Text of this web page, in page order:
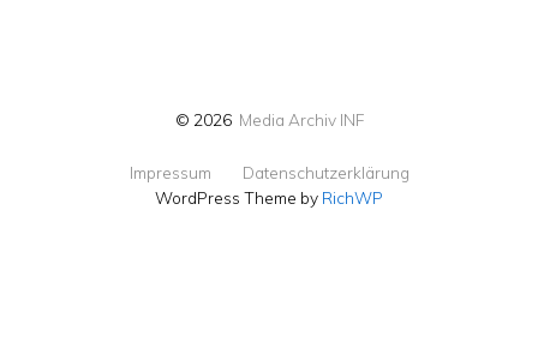
© 2026 Media Archiv INF
Impressum
Datenschutzerklärung
WordPress Theme by RichWP